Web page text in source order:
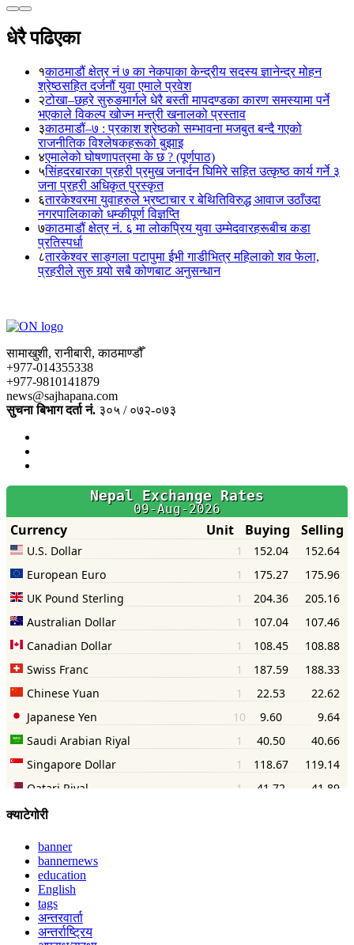
धेरै पढिएका
१काठमाडौं क्षेत्र नं ७ का नेकपाका केन्द्रीय सदस्य ज्ञानेन्द्र मोहन
श्रेष्ठसहित दर्जनौं युवा एमाले प्रवेश
२टोखा–छहरे सुरुङमार्गले धेरै बस्ती मापदण्डका कारण समस्यामा पर्ने
भएकाले विकल्प खोज्न मन्त्री खनालको प्रस्ताव
३काठमाडौं–७ : प्रकाश श्रेष्ठको सम्भावना मजबुत बन्दै गएको
राजनीतिक विश्लेषकहरूको बुझाइ
४एमालेको घोषणापत्रमा के छ ? (पूर्णपाठ)
५सिंहदरबारका प्रहरी प्रमुख जनार्दन घिमिरे सहित उत्कृष्ठ कार्य गर्ने ३
जना प्रहरी अधिकृत पुरस्कृत
६तारकेश्वरमा युवाहरुले भ्रष्टाचार र बेथितिविरुद्ध आवाज उठाँउदा
नगरपालिकाको धम्कीपूर्ण विज्ञप्ति
७काठमाडौं क्षेत्र नं. ६ मा लोकप्रिय युवा उम्मेदवारहरूबीच कडा
प्रतिस्पर्धा
८तारकेश्वर साङ्गला पटापुमा ईभी गाडीभित्र महिलाको शव फेला,
प्रहरीले सुरु गर्‍यो सबै कोणबाट अनुसन्धान
सामाखुशी, रानीबारी, काठमाण्डौँ
+977-014355338
+977-9810141879
news@sajhapana.com
सुचना बिभाग दर्ता नं. ३०५ / ०७२-०७३
क्याटेगोरी
banner
bannernews
education
English
tags
अन्तरवार्ता
अन्तर्राष्ट्रिय